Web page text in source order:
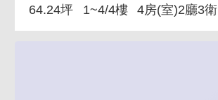
64.24坪 1~4/4樓 4房(室)2廳3衛